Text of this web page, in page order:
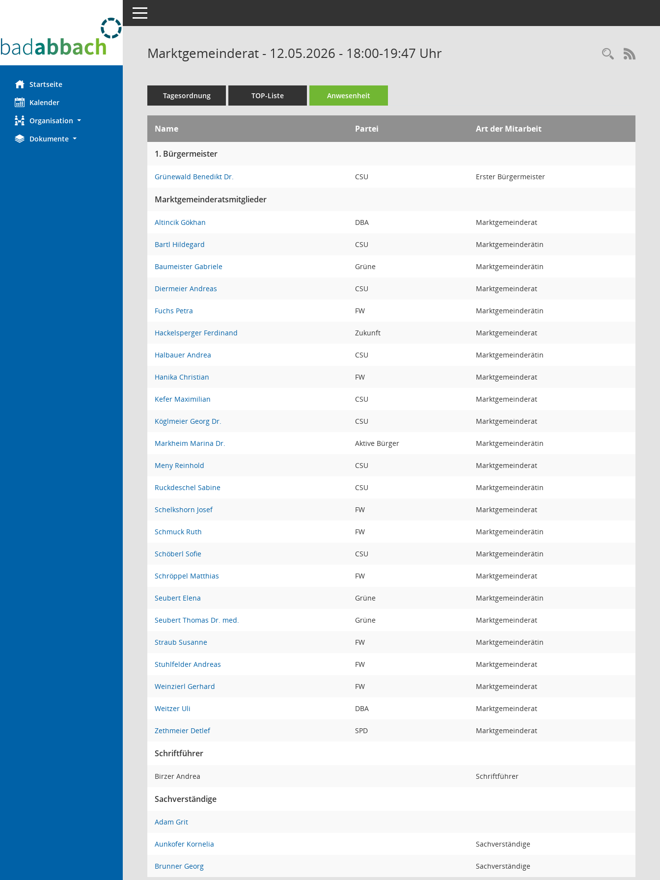
Startseite
Kalender
Organisation
Dokumente
Toggle navigation
Marktgemeinderat - 12.05.2026 - 18:00-19:47 Uhr
Tagesordnung TOP-Liste Anwesenheit
Name Partei Art der Mitarbeit
1. Bürgermeister
Grünewald Benedikt Dr. CSU Erster Bürgermeister
Marktgemeinderatsmitglieder
Altincik Gökhan DBA Marktgemeinderat
Bartl Hildegard CSU Marktgemeinderätin
Baumeister Gabriele Grüne Marktgemeinderätin
Diermeier Andreas CSU Marktgemeinderat
Fuchs Petra FW Marktgemeinderätin
Hackelsperger Ferdinand Zukunft Marktgemeinderat
Halbauer Andrea CSU Marktgemeinderätin
Hanika Christian FW Marktgemeinderat
Kefer Maximilian CSU Marktgemeinderat
Köglmeier Georg Dr. CSU Marktgemeinderat
Markheim Marina Dr. Aktive Bürger Marktgemeinderätin
Meny Reinhold CSU Marktgemeinderat
Ruckdeschel Sabine CSU Marktgemeinderätin
Schelkshorn Josef FW Marktgemeinderat
Schmuck Ruth FW Marktgemeinderätin
Schöberl Sofie CSU Marktgemeinderätin
Schröppel Matthias FW Marktgemeinderat
Seubert Elena Grüne Marktgemeinderätin
Seubert Thomas Dr. med. Grüne Marktgemeinderat
Straub Susanne FW Marktgemeinderätin
Stuhlfelder Andreas FW Marktgemeinderat
Weinzierl Gerhard FW Marktgemeinderat
Weitzer Uli DBA Marktgemeinderat
Zethmeier Detlef SPD Marktgemeinderat
Schriftführer
Birzer Andrea Schriftführer
Sachverständige
Adam Grit
Aunkofer Kornelia Sachverständige
Brunner Georg Sachverständige